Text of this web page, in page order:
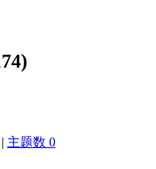
| 主题数 0